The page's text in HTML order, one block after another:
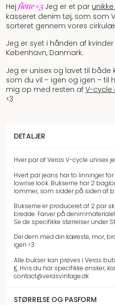
Hej flotte <3 Jeg er et par
kasseret denim tøj, som som
sorteret gennem vores
Jeg er syet i hånden af
København, Danmark.
Jeg er unisex og lavet til
som du vil – igen og igen – til
mig op med resten af V-cycle
<3
DETALJER
Hver par af Veras V-cycle unisex
Hvert par jeans har to linninger
lowrise look. Bukserne har 2
lommer, som sidder på siden af
Bukserne er produceret af 2 par
bredde. Farver på
Se de specifikke størrelser under
Del dem med din kæreste, mor,
igen <3
Alle bukser kan prøves i Veras
K. Hvis du har specifikke ønsker,
contact@verasvintage.dk
STØRRELSE OG PASFORM